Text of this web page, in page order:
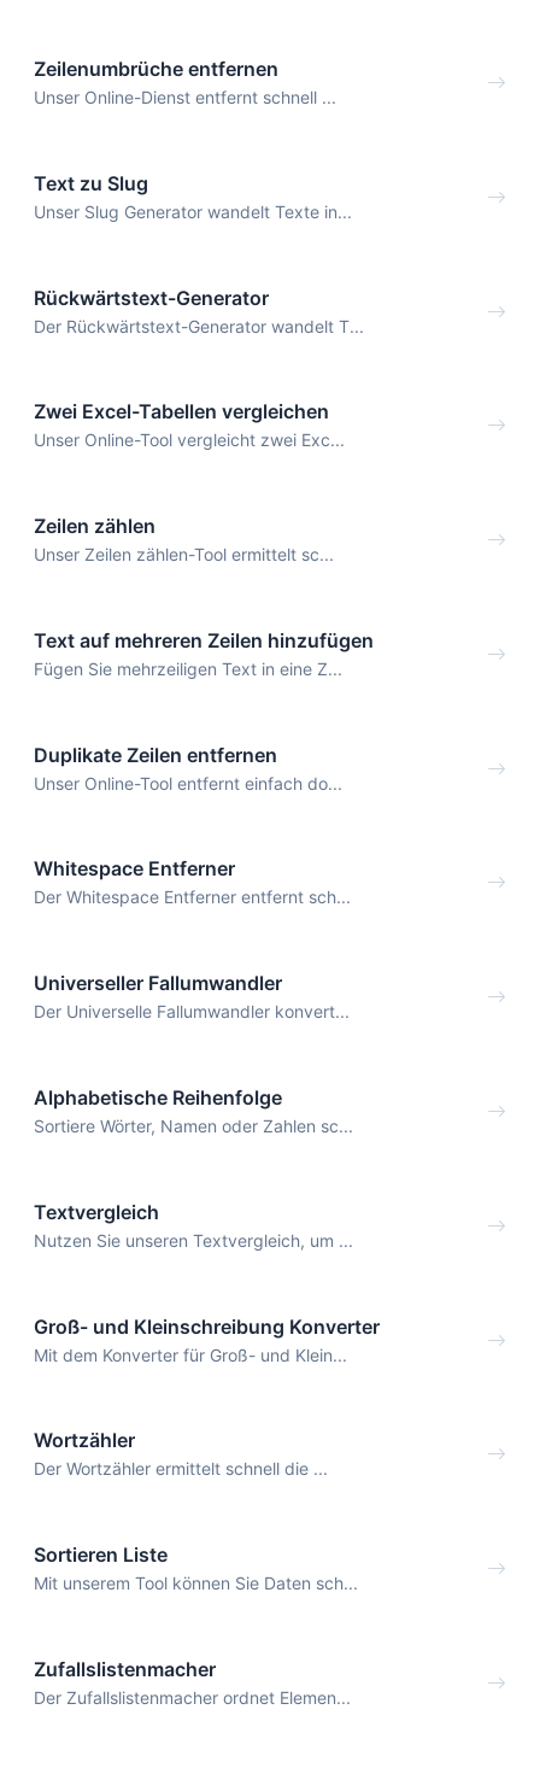
Zeilenumbrüche entfernen
Unser Online-Dienst entfernt schnell ...
Text zu Slug
Unser Slug Generator wandelt Texte in...
Rückwärtstext-Generator
Der Rückwärtstext-Generator wandelt T...
Zwei Excel-Tabellen vergleichen
Unser Online-Tool vergleicht zwei Exc...
Zeilen zählen
Unser Zeilen zählen-Tool ermittelt sc...
Text auf mehreren Zeilen hinzufügen
Fügen Sie mehrzeiligen Text in eine Z...
Duplikate Zeilen entfernen
Unser Online-Tool entfernt einfach do...
Whitespace Entferner
Der Whitespace Entferner entfernt sch...
Universeller Fallumwandler
Der Universelle Fallumwandler konvert...
Alphabetische Reihenfolge
Sortiere Wörter, Namen oder Zahlen sc...
Textvergleich
Nutzen Sie unseren Textvergleich, um ...
Groß- und Kleinschreibung Konverter
Mit dem Konverter für Groß- und Klein...
Wortzähler
Der Wortzähler ermittelt schnell die ...
Sortieren Liste
Mit unserem Tool können Sie Daten sch...
Zufallslistenmacher
Der Zufallslistenmacher ordnet Elemen...